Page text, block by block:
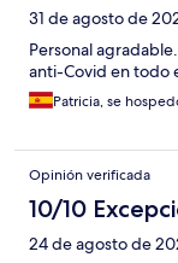
31 de agosto de
Personal
anti-Covid en todo
Patricia, se
Opinión verificada
10/10
24 de agosto de